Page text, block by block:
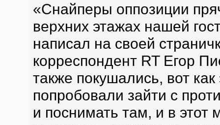
«Снайперы оппозиции
верхних этажах нашей
написал на своей
корреспондент RT Егор
также покушались, вот
попробовали зайти с
и поснимать там, и в